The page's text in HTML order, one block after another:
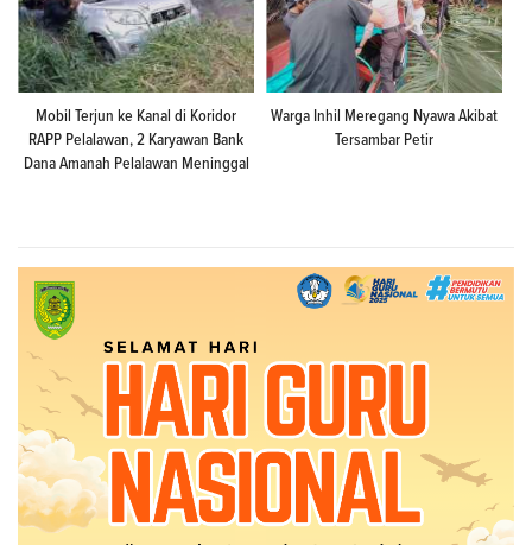
Mobil Terjun ke Kanal di Koridor
RAPP Pelalawan, 2 Karyawan Bank
Dana Amanah Pelalawan Meninggal
Warga Inhil Meregang Nyawa Akibat
Tersambar Petir